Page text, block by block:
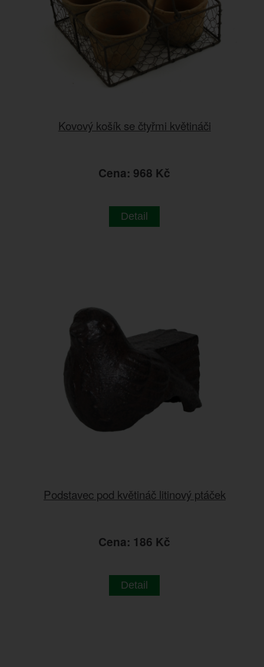
Kovový košík se čtyřmi květináči
Cena: 968 Kč
Detail
Podstavec pod květináč litinový ptáček
Cena: 186 Kč
Detail